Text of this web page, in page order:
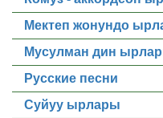
Мектеп жонундо
Мусулман дин
Русские песни
Суйуу ырлары